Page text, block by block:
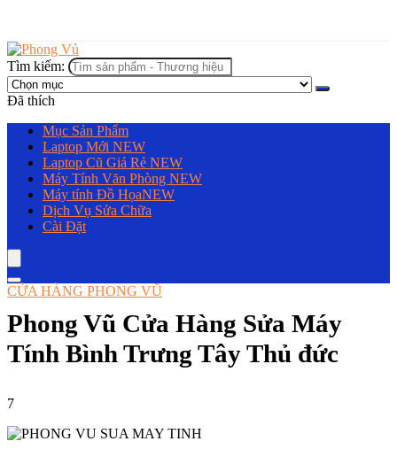
Tìm kiếm:
Đã thích
Mục Sản Phẩm
Laptop Mới NEW
Laptop Cũ Giá Rẻ NEW
Máy Tính Văn Phòng NEW
Máy tính Đồ HọaNEW
Dịch Vụ Sửa Chữa
Cài Đặt
CỬA HÀNG PHONG VŨ
Phong Vũ Cửa Hàng Sửa Máy
Tính Bình Trưng Tây Thủ đức
7